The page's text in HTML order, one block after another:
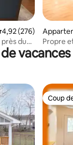
: 4,83 sur 5
moyenne
4,92 (276)
du
Chapel
Propre
durée
Coup
Coup